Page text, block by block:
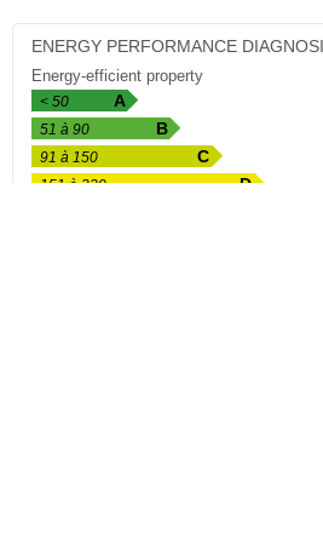
ENERGY PERFORMANCE
Energy-efficient property
< 50 A
51 à 90 B
91 à 150 C
151 à 230 D